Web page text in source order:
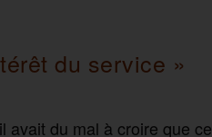
du service »
avait du mal à croire que